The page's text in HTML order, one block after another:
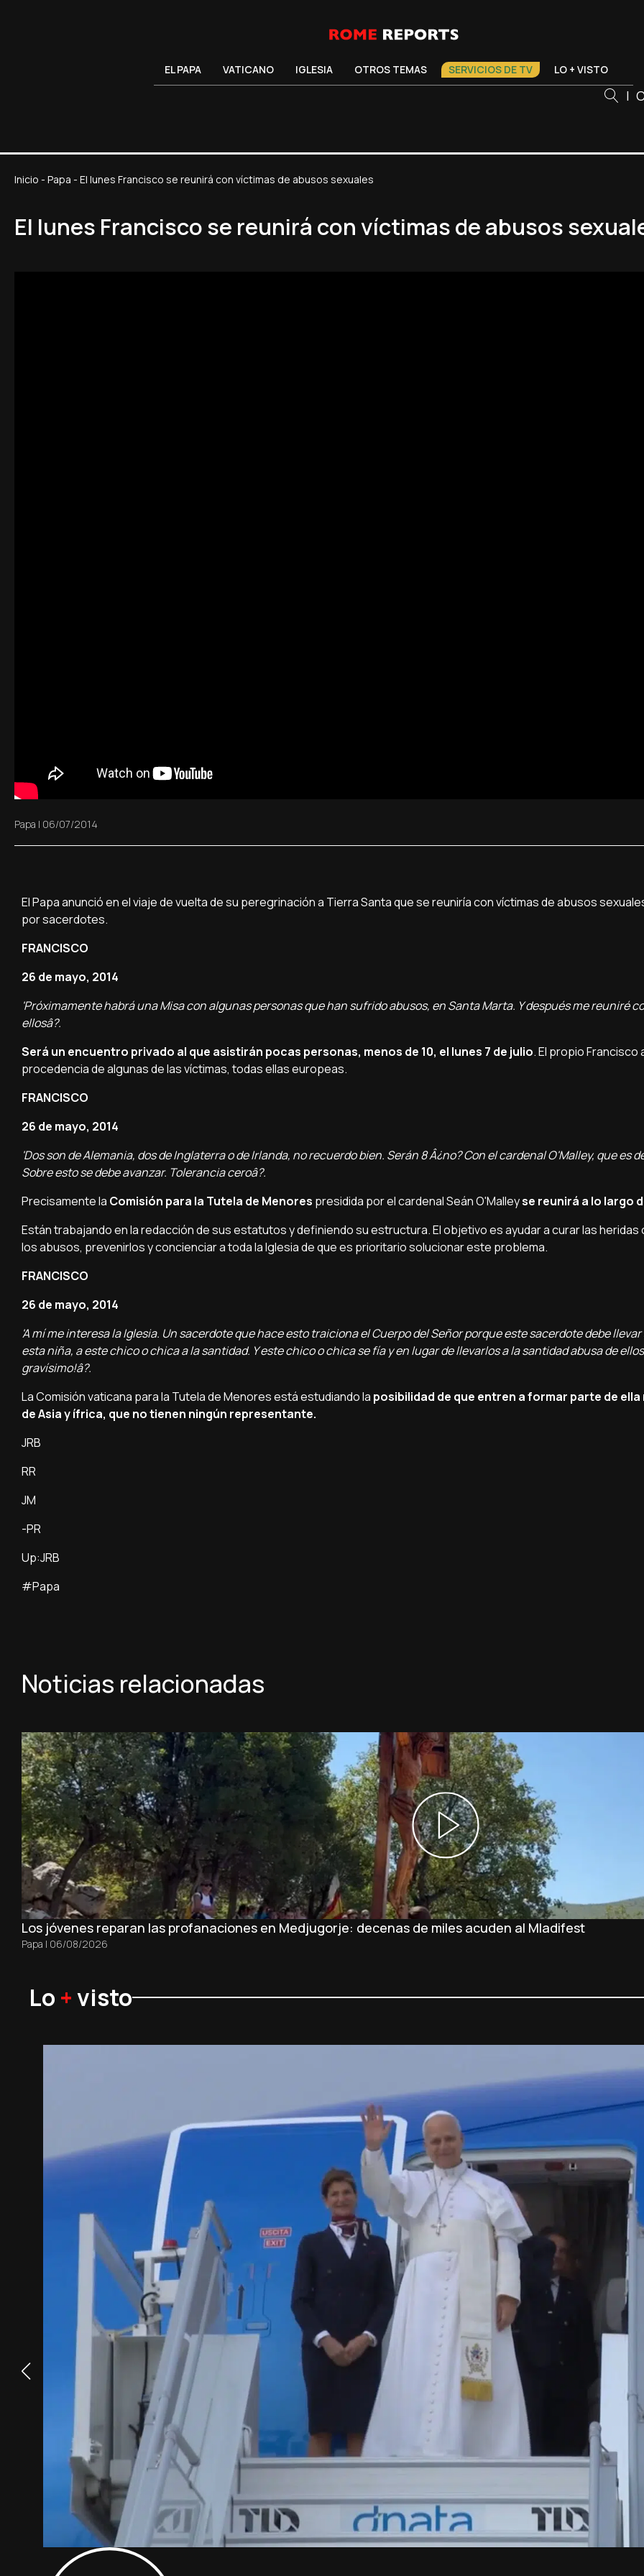
EL PAPA VATICANO IGLESIA OTROS TEMAS SERVICIOS DE TV LO + VISTO
|
Inicio - Papa - El lunes Francisco se reunirá con víctimas de abusos sexuales
El lunes Francisco se reunirá con víctimas de abusos
Papa | 06/07/2014
El Papa anunció en el viaje de vuelta de su peregrinación a Tierra Santa que se reunirí­a con ví­ctimas de abusos
por sacerdotes.
FRANCISCO
26 de mayo, 2014
'Próximamente habrá una Misa con algunas personas que han sufrido abusos, en Santa Marta. Y después me reuniré
ellosâ?.
Será un encuentro privado al que asistirán pocas personas, menos de 10, el lunes 7 de julio. El propio Francisco
procedencia de algunas de las ví­ctimas, todas ellas europeas.
FRANCISCO
26 de mayo, 2014
'Dos son de Alemania, dos de Inglaterra o de Irlanda, no recuerdo bien. Serán 8 Â¿no? Con el cardenal O'Malley, que es
Sobre esto se debe avanzar. Tolerancia ceroâ?.
Precisamente la Comisión para la Tutela de Menores presidida por el cardenal Seán O'Malleyse reunirá a lo largo
Están trabajando en la redacción de sus estatutos y definiendo su estructura. El objetivo es ayudar a curar las heridas
los abusos, prevenirlos y concienciar a toda la Iglesia de que es prioritario solucionar este problema.
FRANCISCO
26 de mayo, 2014
'A mí­ me interesa la Iglesia. Un sacerdote que hace esto traiciona el Cuerpo del Señor porque este sacerdote debe
esta niña, a este chico o chica a la santidad. Y este chico o chica se fí­a y en lugar de llevarlos a la santidad abusa de
graví­simo!â?.
La Comisión vaticana para la Tutela de Menores está estudiando la posibilidad de que entren a formar parte de ella
de Asia y ífrica, que no tienen ningún representante.
JRB
RR
JM
-PR
Up:JRB
#Papa
Noticias relacionadas
Los jóvenes reparan las profanaciones en Medjugorje: decenas de miles acuden al Mladifest
Papa | 06/08/2026
Lo +visto